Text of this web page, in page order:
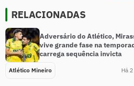
RELACIONADAS
Adversário do Atlético,
vive grande fase na
carrega sequência invicta
Atlético Mineiro Há